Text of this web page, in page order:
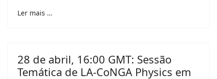
Ler mais …
28 de abril, 16:00 GMT: Sessão
Temática de LA-CoNGA Physics em